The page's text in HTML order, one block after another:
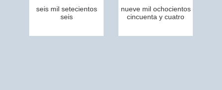
seis mil setecientos
seis
nueve mil ochocientos
cincuenta y cuatro